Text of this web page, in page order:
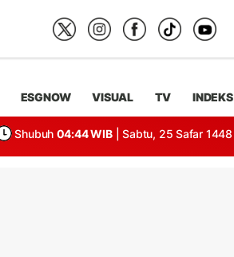
ESGNOW VISUAL TV INDEKS
Shubuh 04:44 WIB | Sabtu, 25 Safar 1448